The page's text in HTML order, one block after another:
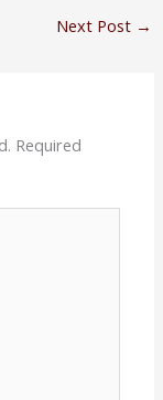
Next Post →
Required